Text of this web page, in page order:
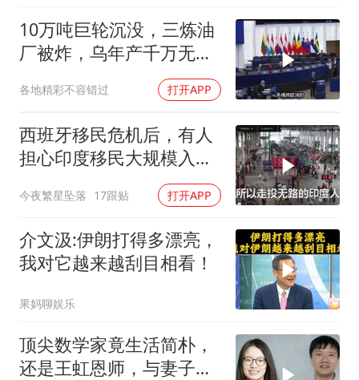
10万吨巨轮沉没，三炼油
厂被炸，乌年产千万无人
各地精彩不容错过 打开APP
西班牙移民危机后，有人
担心印度移民大规模入侵
今夜繁星坠落 17跟贴 打开APP
介文汲:伊朗打得多漂亮，
我对它越来越刮目相看！
果妈聊娱乐
顶尖数学家竟生活简朴，
还是王虹恩师，与妻子合